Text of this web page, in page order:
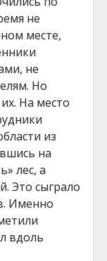
не
месте,
не
Но
На место
из
на
лес, а
Это сыграло
Именно
вдоль